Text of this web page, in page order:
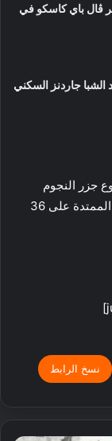
ڤال باي كاسكو في
جاردنز السكني
جزر النجوم
المتعلقة بتنفيذ القنوات المائية وتنفيذ المرسى، الممتدة على 36
نسخ الرابط